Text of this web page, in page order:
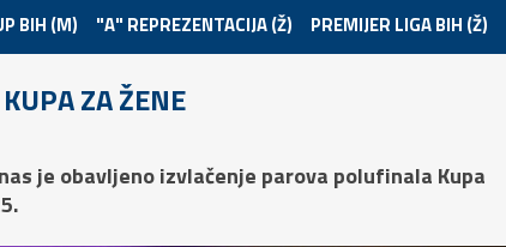
BIH (M) "A" REPREZENTACIJA (Ž) PREMIJER LIGA BIH (Ž)
ZA ŽENE
je obavljeno izvlačenje parova polufinala Kupa